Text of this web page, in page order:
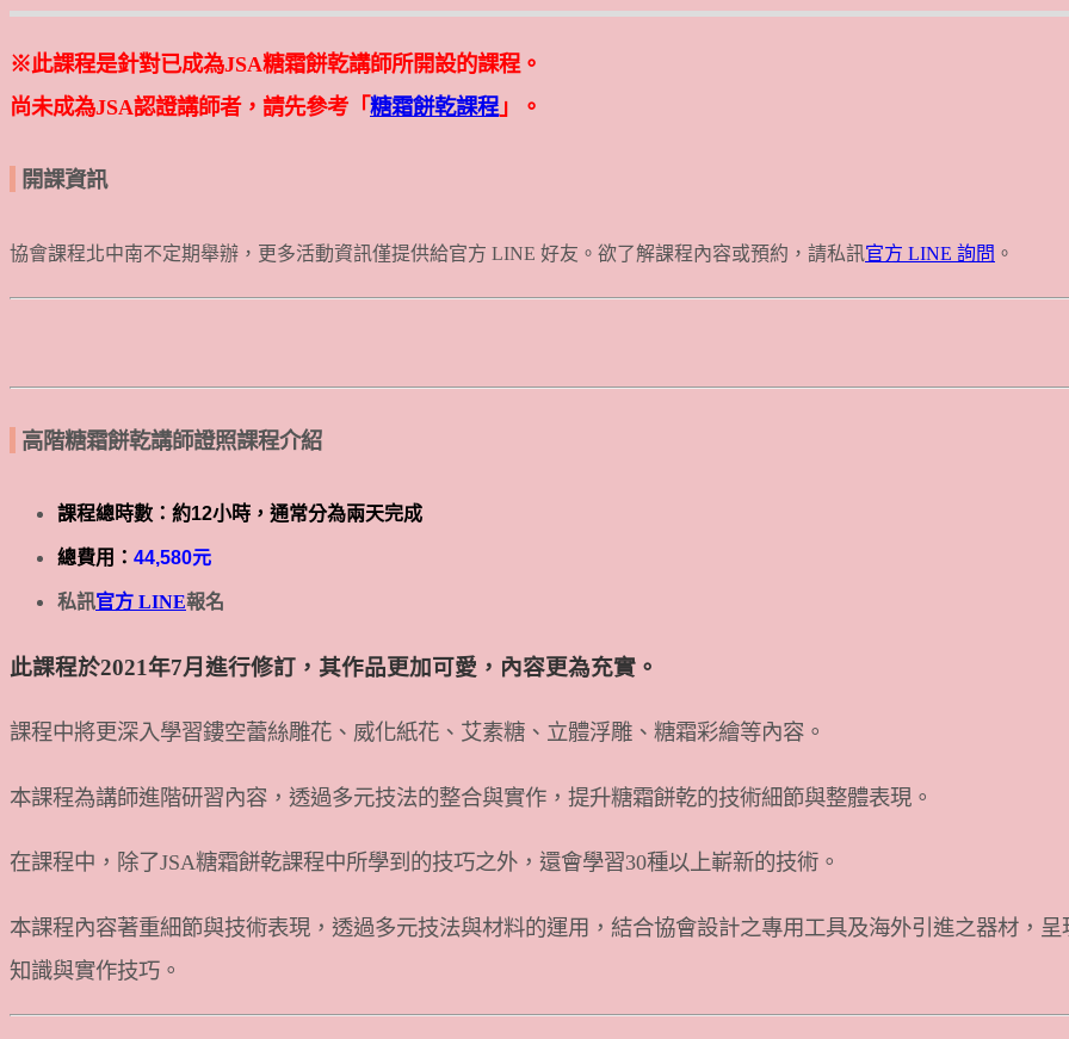
※此課程是針對已成為JSA糖霜餅乾講師所開設的課程。
尚未成為JSA認證講師者，請先參考 「 糖霜餅乾課程 」。
開課資訊
協會課程北中南不定期舉辦，更多活動資訊僅提供給官方 LINE 好友。欲了解課程內容或預約，請私訊官方 LINE 詢問 。
高階糖霜餅乾講師證照課程介紹
課程總時數：約12小時，通常分為兩天完成
總費用： 44,580元
私訊官方 LINE報名
此課程於2021年7月進行修訂，其作品更加可愛，內容更為充實。
課程中將更深入學習鏤空蕾絲雕花、威化紙花、艾素糖、立體浮雕、糖霜彩繪等內容。
本課程為講師進階研習內容，透過多元技法的整合與實作，提升糖霜餅乾的技術細節與整體表現。
在課程中，除了JSA糖霜餅乾課程中所學到的技巧之外，還會學習30種以上嶄新的技術。
本課程內容著重細節與技術表現，透過多元技法與材料的運用，結合協會設計之專用工具及海外引進之器材，
知識與實作技巧。